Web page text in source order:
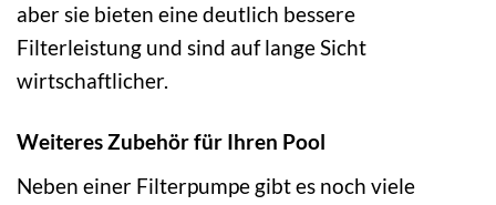
aber sie bieten eine deutlich bessere
Filterleistung und sind auf lange Sicht
wirtschaftlicher.
Weiteres Zubehör für Ihren Pool
Neben einer Filterpumpe gibt es noch viele